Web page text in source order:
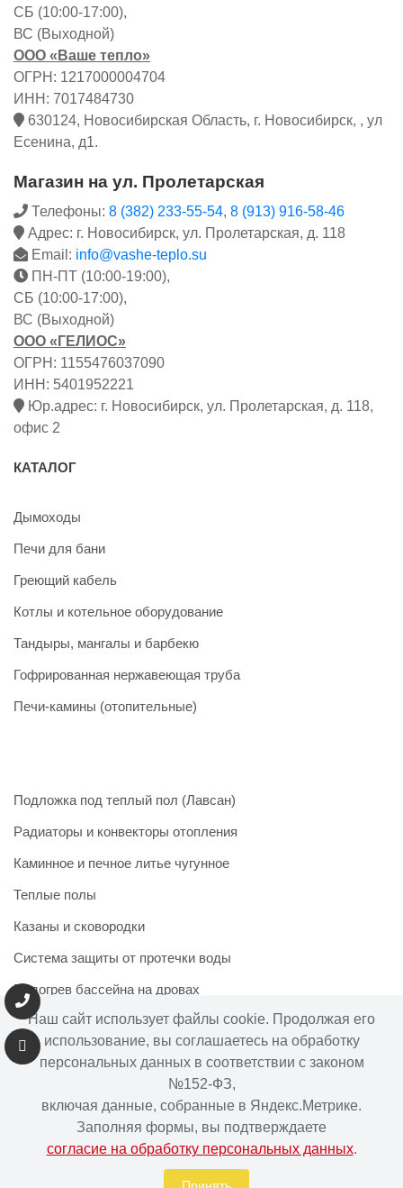
СБ (10:00-17:00),
ВС (Выходной)
ООО «Ваше тепло»
ОГРН: 1217000004704
ИНН: 7017484730
630124, Новосибирская Область, г. Новосибирск, , ул
Есенина, д1.
Магазин на ул. Пролетарская
Телефоны: 8 (382) 233-55-54, 8 (913) 916-58-46
Адрес: г. Новосибирск, ул. Пролетарская, д. 118
Email: info@vashe-teplo.su
ПН-ПТ (10:00-19:00),
СБ (10:00-17:00),
ВС (Выходной)
ООО «ГЕЛИОС»
ОГРН: 1155476037090
ИНН: 5401952221
Юр.адрес: г. Новосибирск, ул. Пролетарская, д. 118,
офис 2
КАТАЛОГ
Дымоходы
Печи для бани
Греющий кабель
Котлы и котельное оборудование
Тандыры, мангалы и барбекю
Гофрированная нержавеющая труба
Печи-камины (отопительные)
Подложка под теплый пол (Лавсан)
Радиаторы и конвекторы отопления
Каминное и печное литье чугунное
Теплые полы
Казаны и сковородки
Система защиты от протечки воды
Подогрев бассейна на дровах
Информация на сайте не является публичной офертой.
Наличие и цены товара могут меняться, просьба
уточнять у менеджера при подтверждении заказа.
Политика в отношении обработки персональных данных
Наш сайт использует файлы cookie. Продолжая его
использование, вы соглашаетесь на обработку
персональных данных в соответствии с законом
№152-ФЗ,
включая данные, собранные в Яндекс.Метрике.
Заполняя формы, вы подтверждаете
согласие на обработку персональных данных.